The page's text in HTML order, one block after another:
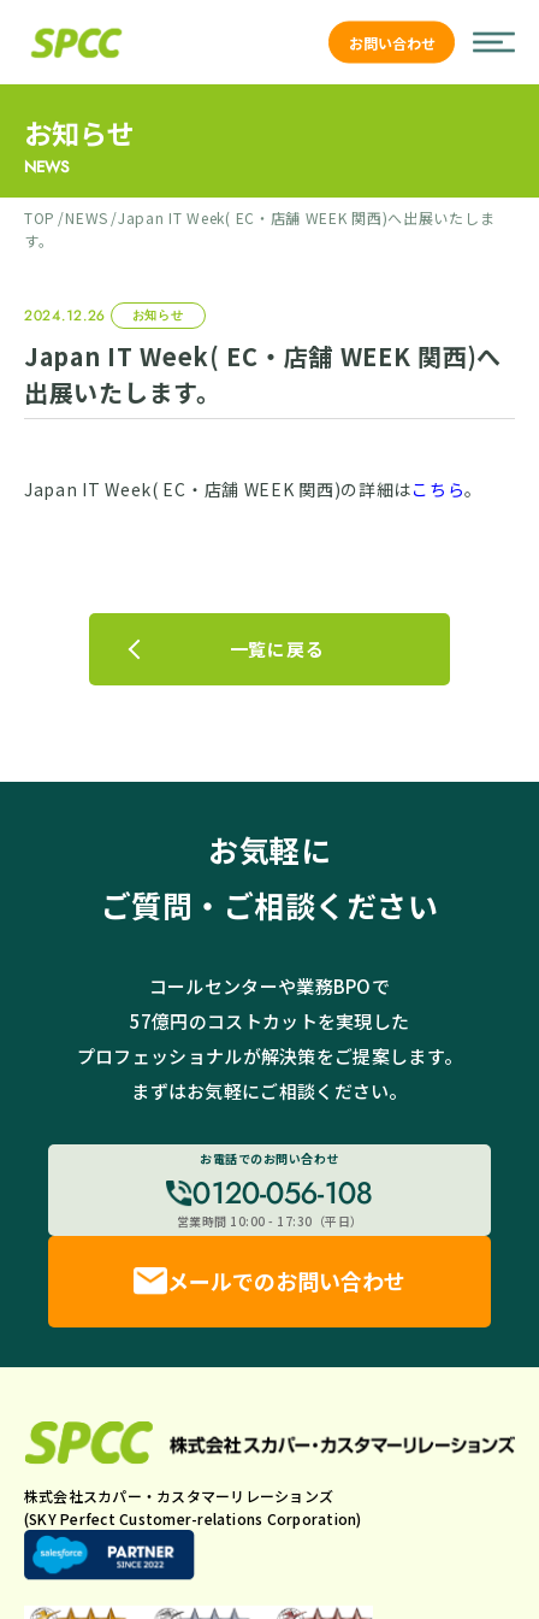
お問い合わせ
お知らせ
NEWS
TOP NEWS Japan IT Week( EC・店舗 WEEK 関西)へ出展いたしま
す。
2024.12.26 お知らせ
Japan IT Week( EC・店舗 WEEK 関西)へ
出展いたします。
Japan IT Week( EC・店舗 WEEK 関西)の詳細はこちら。
一覧に戻る
お気軽に
ご質問・ご相談ください
コールセンターや業務BPOで
57億円のコストカットを実現した
プロフェッショナルが解決策をご提案します。
まずはお気軽にご相談ください。
お電話でのお問い合わせ
0120-056-108
営業時間 10:00 - 17:30（平日）
メールでのお問い合わせ
株式会社スカパー・カスタマーリレーションズ
(SKY Perfect Customer-relations Corporation)